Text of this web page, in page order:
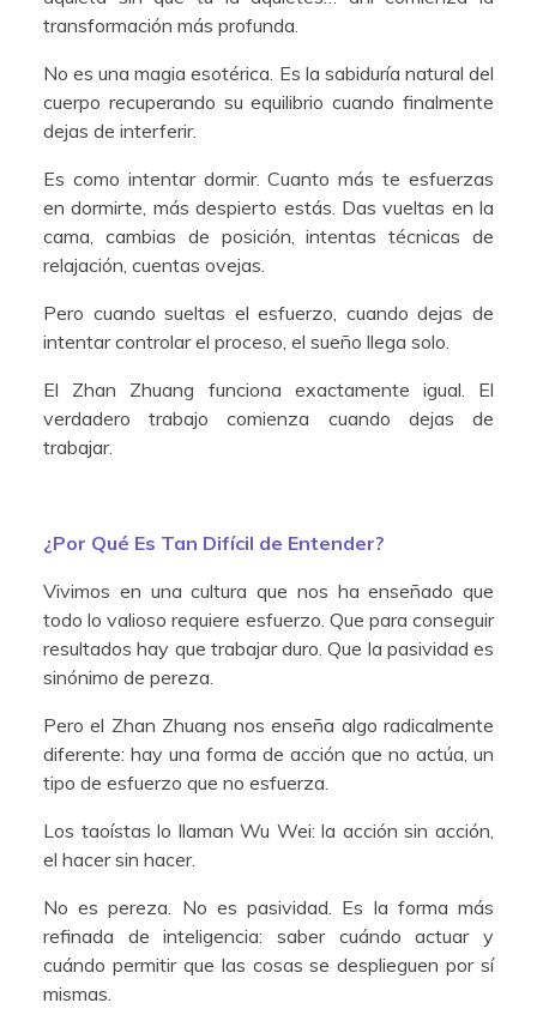
transformación más profunda.
No es una magia esotérica. Es la sabiduría natural del
cuerpo recuperando su equilibrio cuando finalmente
dejas de interferir.
Es como intentar dormir. Cuanto más te esfuerzas
en dormirte, más despierto estás. Das vueltas en la
cama, cambias de posición, intentas técnicas de
relajación, cuentas ovejas.
Pero cuando sueltas el esfuerzo, cuando dejas de
intentar controlar el proceso, el sueño llega solo.
El Zhan Zhuang funciona exactamente igual. El
verdadero trabajo comienza cuando dejas de
trabajar.
¿Por Qué Es Tan Difícil de Entender?
Vivimos en una cultura que nos ha enseñado que
todo lo valioso requiere esfuerzo. Que para conseguir
resultados hay que trabajar duro. Que la pasividad es
sinónimo de pereza.
Pero el Zhan Zhuang nos enseña algo radicalmente
diferente: hay una forma de acción que no actúa, un
tipo de esfuerzo que no esfuerza.
Los taoístas lo llaman Wu Wei: la acción sin acción,
el hacer sin hacer.
No es pereza. No es pasividad. Es la forma más
refinada de inteligencia: saber cuándo actuar y
cuándo permitir que las cosas se desplieguen por sí
mismas.